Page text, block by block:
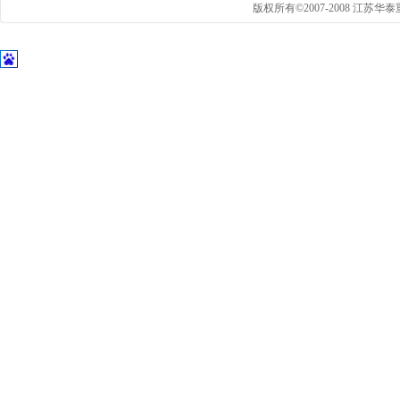
版权所有©2007-2008 江苏华